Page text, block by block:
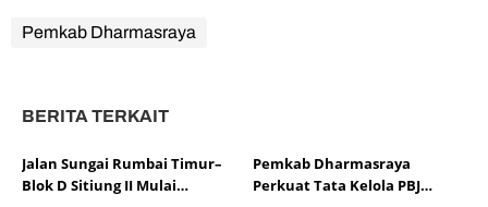
Pemkab Dharmasraya
BERITA TERKAIT
Jalan Sungai Rumbai Timur–
Blok D Sitiung II Mulai
Pemkab Dharmasraya
Perkuat Tata Kelola PBJ